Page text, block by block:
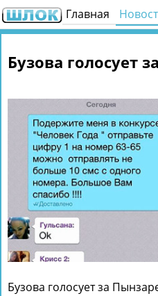
Главная
Бузова голосует
Бузова голосует за